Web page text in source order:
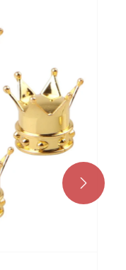
